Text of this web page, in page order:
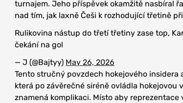
turnajem. Jeho příspěvek okamžitě nasbíral
nad tím, jak laxně Češi k rozhodující třetině
Rulikovina nástup do třetí třetiny zase top,
čekání na gol
— J (@Bajtyy) May 26, 2026
Tento stručný povzdech hokejového
která po závěrečné siréně ovládla
znamená komplikaci. Místo aby